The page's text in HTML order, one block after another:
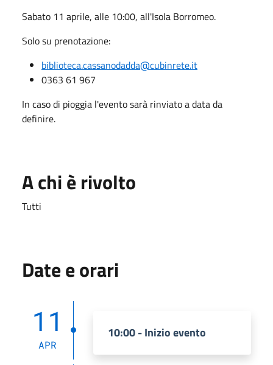
Sabato 11 aprile, alle 10:00, all'Isola Borromeo.
Solo su prenotazione:
biblioteca.cassanodadda@cubinrete.it
0363 61 967
In caso di pioggia l'evento sarà rinviato a data da
definire.
A chi è rivolto
Tutti
Date e orari
11
APR
10:00 - Inizio evento